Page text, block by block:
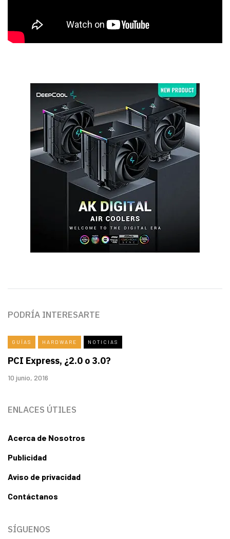
PODRÍA INTERESARTE
GUÍAS HARDWARE NOTICIAS
PCI Express, ¿2.0 o 3.0?
10 junio, 2016
ENLACES ÚTILES
Acerca de Nosotros
Publicidad
Aviso de privacidad
Contáctanos
SÍGUENOS